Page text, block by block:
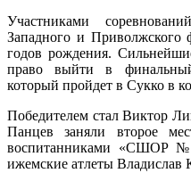
Участниками
Западного и Приволжского
годов рождения.
право выйти в
который пройдет в Сукко в
Победителем стал Виктор
Панцев заняли второе
воспитанниками «СШОР
ижемские атлеты Владислав